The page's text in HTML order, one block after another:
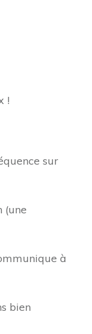
!
sur
(une
à
bien